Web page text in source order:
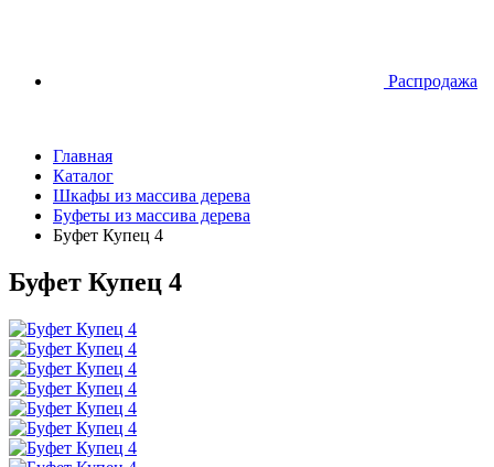
Распродажа
Главная
Каталог
Шкафы из массива дерева
Буфеты из массива дерева
Буфет Купец 4
Буфет Купец 4